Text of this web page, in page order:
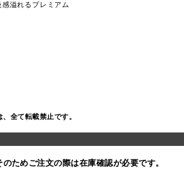
溢れるプレミアム
全て転載禁止です。
ためご注文の際は在庫確認が必要です。